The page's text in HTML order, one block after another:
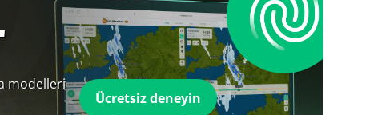
modelleri
Ücretsiz deneyin